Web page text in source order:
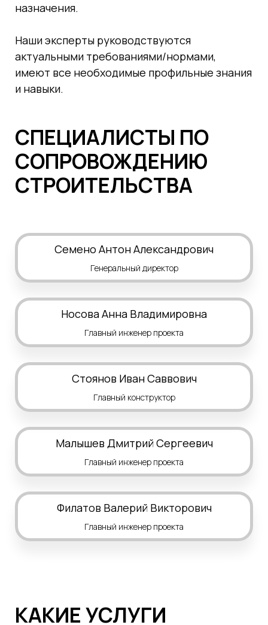
назначения.
Наши эксперты руководствуются
актуальными требованиями/нормами,
имеют все необходимые профильные знания
и навыки.
СПЕЦИАЛИСТЫ ПО
СОПРОВОЖДЕНИЮ
СТРОИТЕЛЬСТВА
Семено Антон Александрович
Генеральный директор
Носова Анна Владимировна
Главный инженер проекта
Стоянов ИванСаввович
Главный конструктор
Малышев ДмитрийСергеевич
Главный инженер проекта
Филатов Валерий Викторович
Главный инженер проекта
КАКИЕ УСЛУГИ